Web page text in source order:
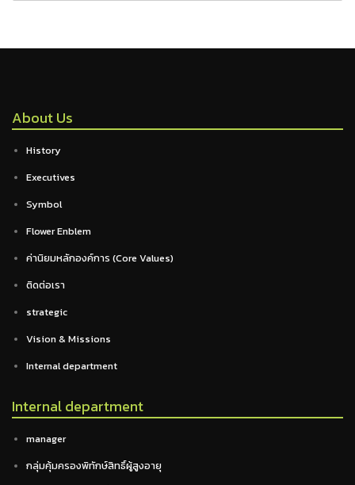
About Us
History
Executives
Symbol
Flower Enblem
ค่านิยมหลักองค์การ (Core Values)
ติดต่อเรา
strategic
Vision & Missions
Internal department
Internal department
manager
กลุ่มคุ้มครองพิทักษ์สิทธิ์ผู้สูงอายุ